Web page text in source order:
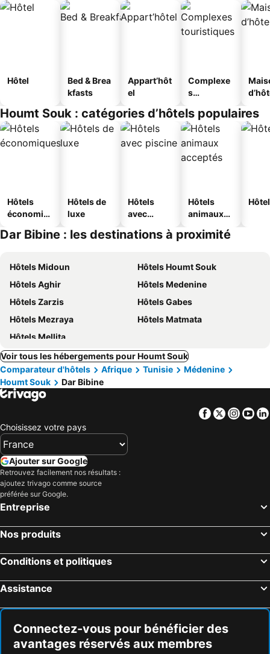
Hôtel
Bed & Brea
kfasts
Appart’hôt
el
Complexe
s
s
Houmt Souk : catégories d’hôtels populaires
Hôtels
économiq
Hôtels de
luxe
Hôtels
avec
Hôtels
animaux
Dar Bibine : les destinations à proximité
Hôtels Midoun
Hôtels Houmt Souk
Hôtels Aghir
Hôtels Medenine
Hôtels Zarzis
Hôtels Gabes
Hôtels Mezraya
Hôtels Matmata
Hôtels Mellita
Voir tous les hébergements pour Houmt Souk
Comparateur d'hôtels
Afrique Tunisie
Médenine
Houmt Souk
Dar Bibine
Facebook
Twitter
Choisissez votre pays
Ajouter sur Google
Retrouvez facilement nos résultats :
ajoutez trivago comme source
préférée sur Google.
Entreprise
Nos produits
Conditions et politiques
Assistance
Connectez-vous pour bénéficier des
avantages réservés aux membres